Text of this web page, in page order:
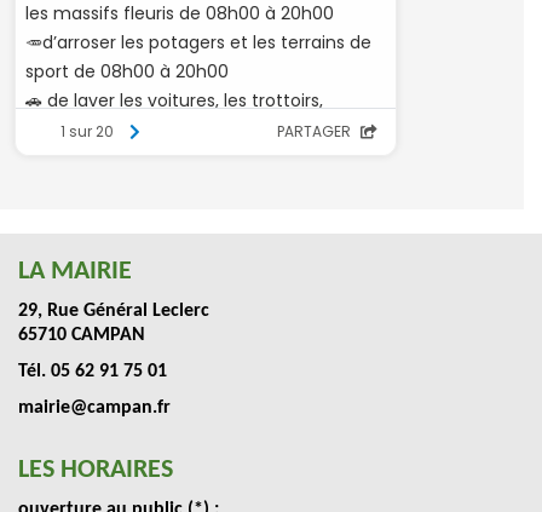
LA MAIRIE
29, Rue Général Leclerc
65710 CAMPAN
Tél. 05 62 91 75 01
mairie@campan.fr
LES HORAIRES